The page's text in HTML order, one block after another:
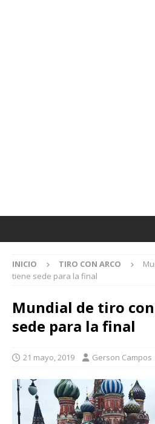
INICIO TIRO CON ARCO
tiene sede para la final
Mundial de tiro
sede para la final
21 mayo, 2019 Gerson Campos